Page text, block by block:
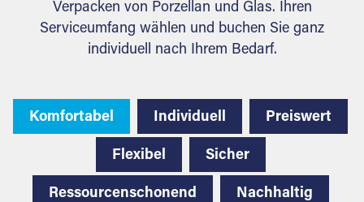
Verpacken von Porzellan und Glas. Ihren
Serviceumfang wählen und buchen Sie ganz
individuell nach Ihrem Bedarf.
Komfortabel Individuell Preiswert
Flexibel Sicher
Ressourcenschonend Nachhaltig